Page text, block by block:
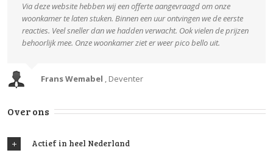
Via deze website hebben wij een offerte aangevraagd om onze
woonkamer te laten stuken. Binnen een uur ontvingen we de eerste
reacties. Veel sneller dan we hadden verwacht. Ook vielen de prijzen
behoorlijk mee. Onze woonkamer ziet er weer pico bello uit.
Frans Wemabel , Deventer
Over ons
Actief in heel Nederland